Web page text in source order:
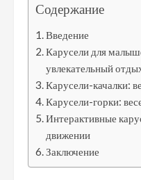
Содержание
Введение
Карусели для
увлекательный
Карусели-качалки:
Карусели-горки:
Интерактивные
движении
Заключение